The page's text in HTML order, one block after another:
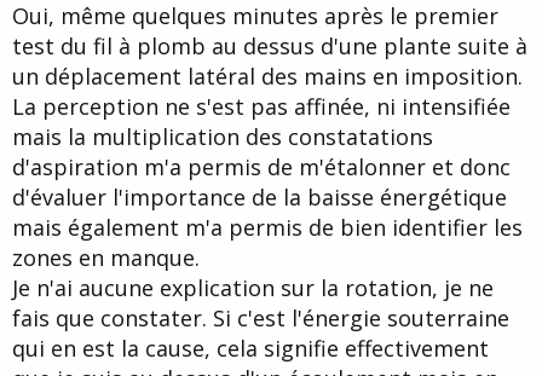
Oui, même quelques minutes après le premier
test du fil à plomb au dessus d'une plante suite à
un déplacement latéral des mains en imposition.
La perception ne s'est pas affinée, ni intensifiée
mais la multiplication des constatations
d'aspiration m'a permis de m'étalonner et donc
d'évaluer l'importance de la baisse énergétique
mais également m'a permis de bien identifier les
zones en manque.
Je n'ai aucune explication sur la rotation, je ne
fais que constater. Si c'est l'énergie souterraine
qui en est la cause, cela signifie effectivement